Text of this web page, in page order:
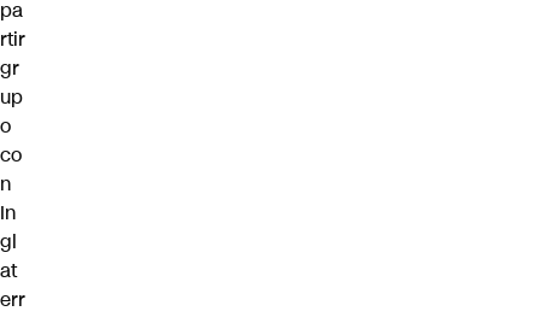
pa
rtir
gr
up
o
co
n
In
gl
at
err